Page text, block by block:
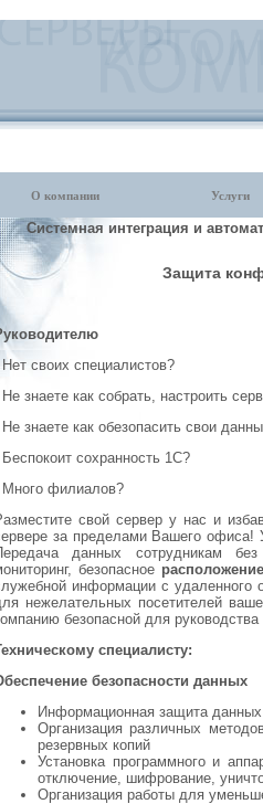
О компании Услуги
Системная интеграция и
Защита
своих специалистов?
знаете как собрать, настроить
знаете как обезопасить свои
сохранность 1С?
Много филиалов?
свой сервер у нас и
за пределами Вашего
данных сотрудникам
безопасное
информации c удаленного
нежелательных посетителей
безопасной для
специалисту:
безопасности данных
Информационная защита данных
Организация различных
резервных копий
Установка программного и
отключение, шифрование,
Организация работы для